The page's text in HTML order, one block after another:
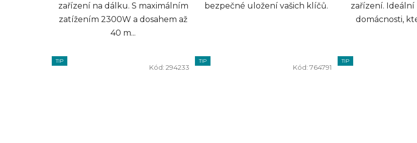
zařízení na dálku. S maximálním
zatížením 2300W a dosahem až
40 m...
bezpečné uložení vašich klíčů.
zařízení.
domácnosti,
TIP
Kód: 294233
TIP
Kód: 764791
TIP